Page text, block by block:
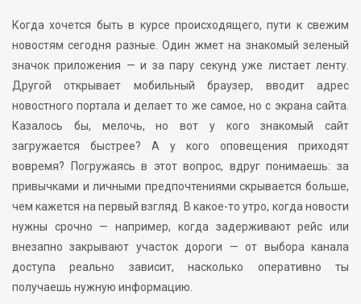
Когда хочется быть в курсе происходящего, пути к свежим
новостям сегодня разные. Один жмет на знакомый зеленый
значок приложения — и за пару секунд уже листает ленту.
Другой открывает мобильный браузер, вводит адрес
новостного портала и делает то же самое, но с экрана сайта.
Казалось бы, мелочь, но вот у кого знакомый сайт
загружается быстрее? А у кого оповещения приходят
вовремя? Погружаясь в этот вопрос, вдруг понимаешь: за
привычками и личными предпочтениями скрывается больше,
чем кажется на первый взгляд. В какое-то утро, когда новости
нужны срочно — например, когда задерживают рейс или
внезапно закрывают участок дороги — от выбора канала
доступа реально зависит, насколько оперативно ты
получаешь нужную информацию.